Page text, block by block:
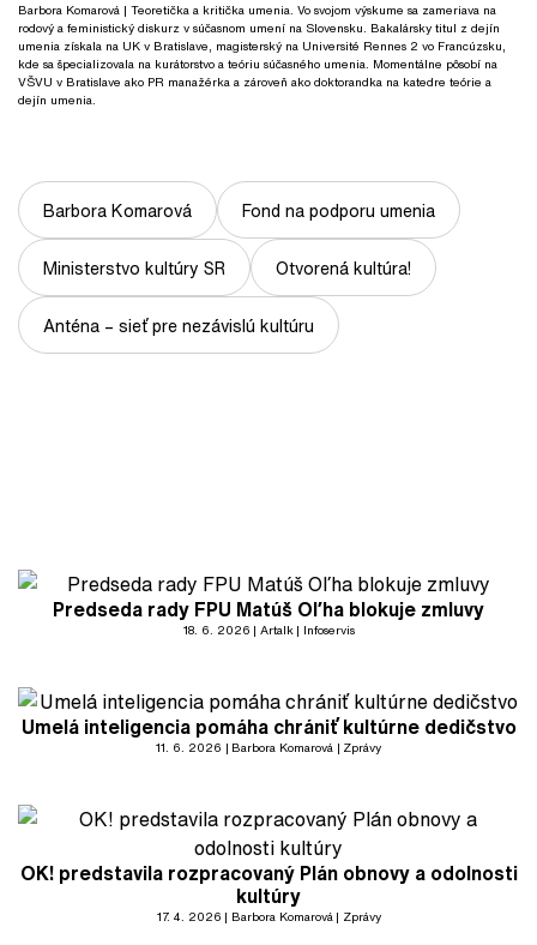
Barbora Komarová | Teoretička a kritička umenia. Vo svojom výskume sa zameriava na
rodový a feministický diskurz v súčasnom umení na Slovensku. Bakalársky titul z dejín
umenia získala na UK v Bratislave, magisterský na Université Rennes 2 vo Francúzsku,
kde sa špecializovala na kurátorstvo a teóriu súčasného umenia. Momentálne pôsobí na
VŠVU v Bratislave ako PR manažérka a zároveň ako doktorandka na katedre teórie a
dejín umenia.
Barbora Komarová Fond na podporu umenia
Ministerstvo kultúry SR Otvorená kultúra!
Anténa – sieť pre nezávislú kultúru
Predseda rady FPU Matúš Oľha blokuje zmluvy
18. 6. 2026 Artalk Infoservis
Umelá inteligencia pomáha chrániť kultúrne dedičstvo
11. 6. 2026 Barbora Komarová Zprávy
OK! predstavila rozpracovaný Plán obnovy a odolnosti
kultúry
17. 4. 2026 Barbora Komarová Zprávy